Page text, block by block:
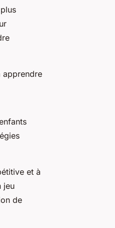
apprendre
et à
jeu
de